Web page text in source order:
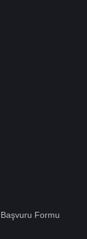
Formu
nasıl